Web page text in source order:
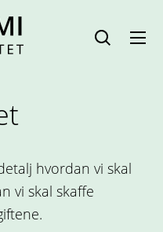
hvordan vi skal
vi skal skaffe